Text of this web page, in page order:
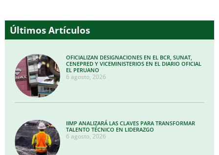
Últimos Artículos
OFICIALIZAN DESIGNACIONES EN EL BCR, SUNAT,
CENEPRED Y VICEMINISTERIOS EN EL DIARIO OFICIAL
EL PERUANO
6 agosto, 2026
IIMP ANALIZARÁ LAS CLAVES PARA TRANSFORMAR
TALENTO TÉCNICO EN LIDERAZGO
6 agosto, 2026